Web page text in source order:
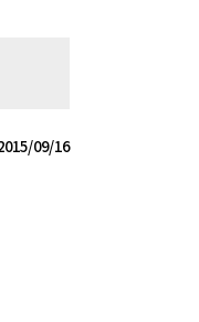
09/16